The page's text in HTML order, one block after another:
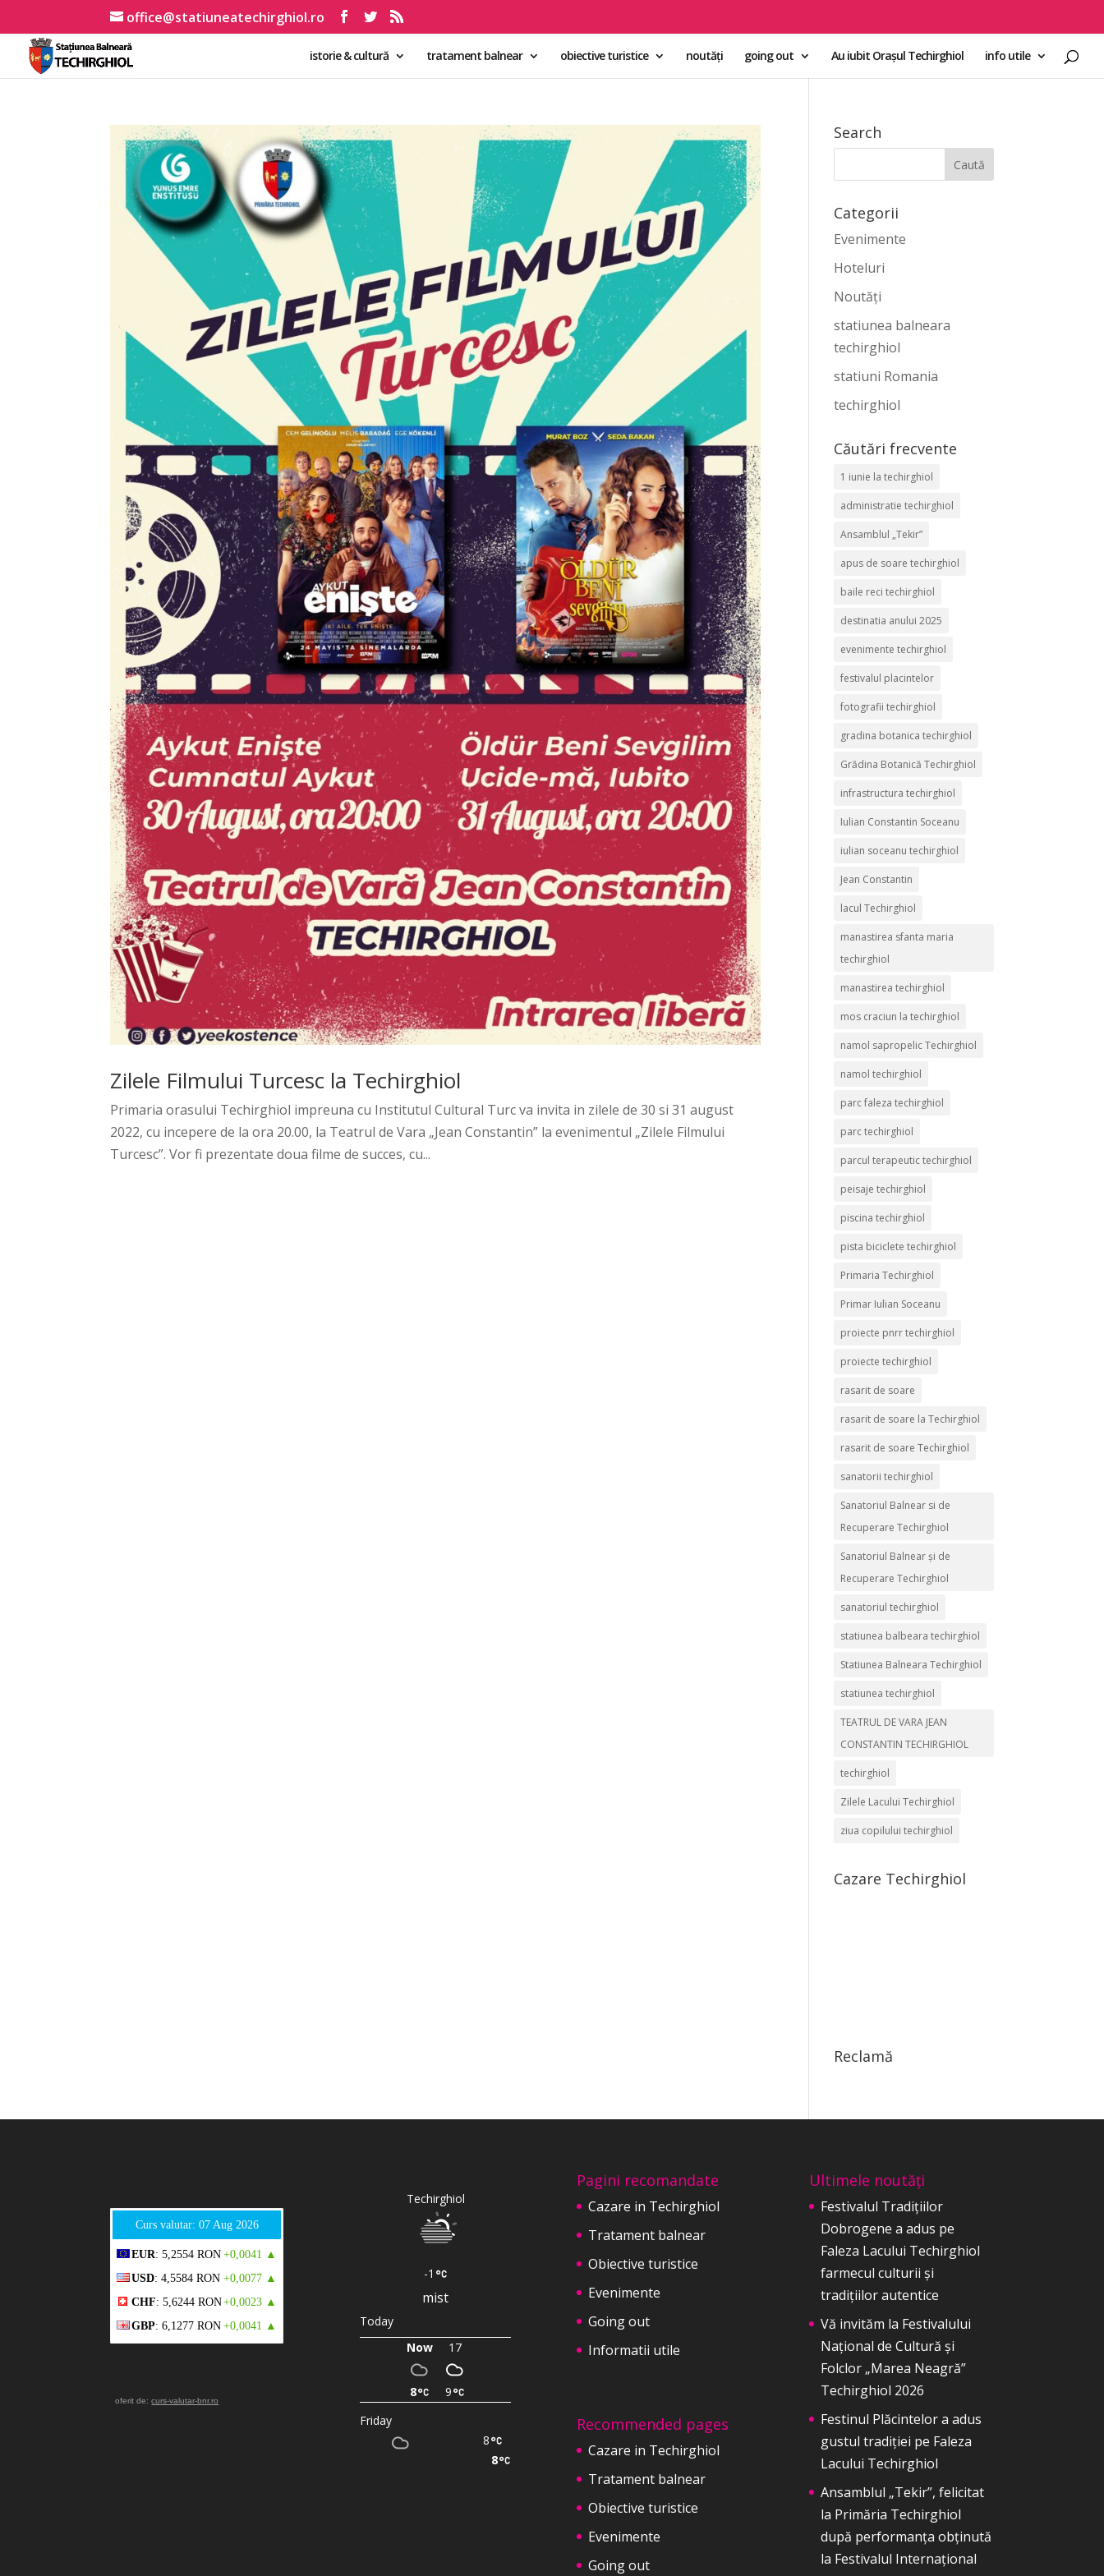
office@statiuneatechirghiol.ro
istorie & cultură tratament balnear obiective turistice noutăți going out Au iubit Orașul Techirghiol info utile
Zilele Filmului Turcesc la Techirghiol
Primaria orasului Techirghiol impreuna cu Institutul Cultural Turc va invita in zilele de 30 si 31 august
2022, cu incepere de la ora 20.00, la Teatrul de Vara „Jean Constantin” la evenimentul „Zilele Filmului
Turcesc”. Vor fi prezentate doua filme de succes, cu...
Search
Categorii
Evenimente
Hoteluri
Noutăți
statiunea balneara
techirghiol
statiuni Romania
techirghiol
Căutări frecvente
1 iunie la techirghiol
administratie techirghiol
Ansamblul „Tekir”
apus de soare techirghiol
baile reci techirghiol
destinatia anului 2025
evenimente techirghiol
festivalul placintelor
fotografii techirghiol
gradina botanica techirghiol
Grădina Botanică Techirghiol
infrastructura techirghiol
Iulian Constantin Soceanu
iulian soceanu techirghiol
Jean Constantin
lacul Techirghiol
manastirea sfanta maria
techirghiol
manastirea techirghiol
mos craciun la techirghiol
namol sapropelic Techirghiol
namol techirghiol
parc faleza techirghiol
parc techirghiol
parcul terapeutic techirghiol
peisaje techirghiol
piscina techirghiol
pista biciclete techirghiol
Primaria Techirghiol
Primar Iulian Soceanu
proiecte pnrr techirghiol
proiecte techirghiol
rasarit de soare
rasarit de soare la Techirghiol
rasarit de soare Techirghiol
sanatorii techirghiol
Sanatoriul Balnear si de
Recuperare Techirghiol
Sanatoriul Balnear și de
Recuperare Techirghiol
sanatoriul techirghiol
statiunea balbeara techirghiol
Statiunea Balneara Techirghiol
statiunea techirghiol
TEATRUL DE VARA JEAN
CONSTANTIN TECHIRGHIOL
techirghiol
Zilele Lacului Techirghiol
ziua copilului techirghiol
Cazare Techirghiol
Reclamă
Curs valutar: 07 Aug 2026
EUR: 5,2554 RON +0,0041 ▲
USD: 4,5584 RON +0,0077 ▲
CHF: 5,6244 RON+0,0023 ▲
GBP: 6,1277 RON +0,0041 ▲
oferit de:curs-valutar-bnr.ro
Techirghiol
-1
mist
Today
Now
8
17
9
Friday
8
8
Pagini recomandate
Cazare in Techirghiol
Tratament balnear
Obiective turistice
Evenimente
Going out
Informatii utile
Recommended pages
Cazare in Techirghiol
Tratament balnear
Obiective turistice
Evenimente
Going out
Ultimele noutăți
Festivalul Tradițiilor
Dobrogene a adus pe
Faleza Lacului Techirghiol
farmecul culturii și
tradițiilor autentice
Vă invităm la Festivalului
Național de Cultură și
Folclor „Marea Neagră”
Techirghiol 2026
Festinul Plăcintelor a adus
gustul tradiției pe Faleza
Lacului Techirghiol
Ansamblul „Tekir”, felicitat
la Primăria Techirghiol
după performanța obținută
la Festivalul Internațional